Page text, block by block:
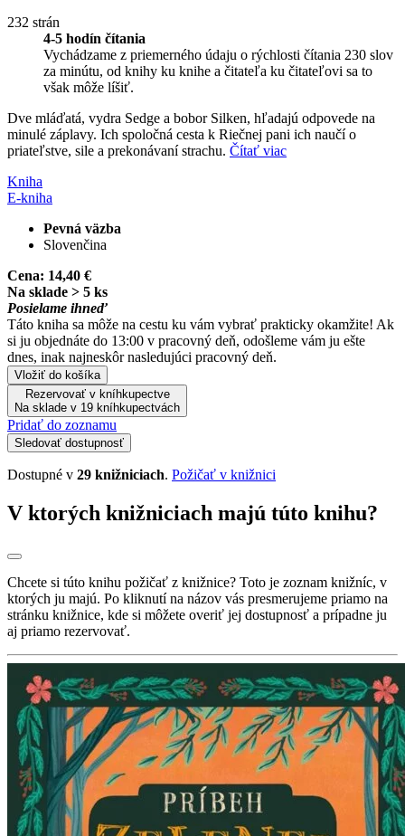
232 strán
4-5 hodín čítania
Vychádzame z priemerného údaju o rýchlosti čítania 230 slov
za minútu, od knihy ku knihe a čitateľa ku čitateľovi sa to
však môže líšiť.
Dve mláďatá, vydra Sedge a bobor Silken, hľadajú odpovede na
minulé záplavy. Ich spoločná cesta k Riečnej pani ich naučí o
priateľstve, sile a prekonávaní strachu. Čítať viac
Kniha
E-kniha
Pevná väzba
Slovenčina
Cena: 14,40 €
Na sklade > 5 ks
Posielame ihneď
Táto kniha sa môže na cestu ku vám vybrať prakticky okamžite! Ak
si ju objednáte do 13:00 v pracovný deň, odošleme vám ju ešte
dnes, inak najneskôr nasledujúci pracovný deň.
Vložiť do košíka
Rezervovať v kníhkupectve
Na sklade v 19 kníhkupectvách
Pridať do zoznamu
Sledovať dostupnosť
Dostupné v 29 knižniciach. Požičať v knižnici
V ktorých knižniciach majú túto knihu?
Chcete si túto knihu požičať z knižnice? Toto je zoznam knižníc, v
ktorých ju majú. Po kliknutí na názov vás presmerujeme priamo na
stránku knižnice, kde si môžete overiť jej dostupnosť a prípadne ju
aj priamo rezervovať.